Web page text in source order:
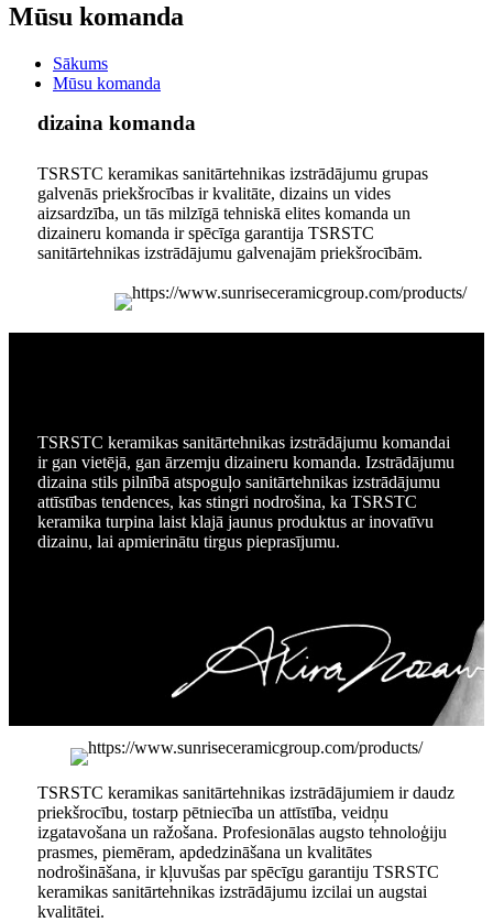
Mūsu komanda
Sākums
Mūsu komanda
dizaina komanda
TSRSTC keramikas sanitārtehnikas izstrādājumu grupas
galvenās priekšrocības ir kvalitāte, dizains un vides
aizsardzība, un tās milzīgā tehniskā elites komanda un
dizaineru komanda ir spēcīga garantija TSRSTC
sanitārtehnikas izstrādājumu galvenajām priekšrocībām.
TSRSTC keramikas sanitārtehnikas izstrādājumu komandai
ir gan vietējā, gan ārzemju dizaineru komanda. Izstrādājumu
dizaina stils pilnībā atspoguļo sanitārtehnikas izstrādājumu
attīstības tendences, kas stingri nodrošina, ka TSRSTC
keramika turpina laist klajā jaunus produktus ar inovatīvu
dizainu, lai apmierinātu tirgus pieprasījumu.
TSRSTC keramikas sanitārtehnikas izstrādājumiem ir daudz
priekšrocību, tostarp pētniecība un attīstība, veidņu
izgatavošana un ražošana. Profesionālas augsto tehnoloģiju
prasmes, piemēram, apdedzināšana un kvalitātes
nodrošināšana, ir kļuvušas par spēcīgu garantiju TSRSTC
keramikas sanitārtehnikas izstrādājumu izcilai un augstai
kvalitātei.